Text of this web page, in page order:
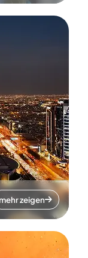
mehr zeigen